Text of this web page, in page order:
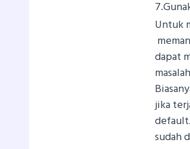
Untuk
dapat
jika
sudah